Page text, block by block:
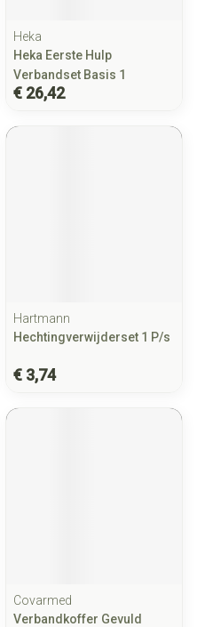
Heka
Heka Eerste Hulp
Verbandset Basis 1
€ 26,42
Hartmann
Hechtingverwijderset 1 P/s
€ 3,74
Covarmed
Verbandkoffer Gevuld